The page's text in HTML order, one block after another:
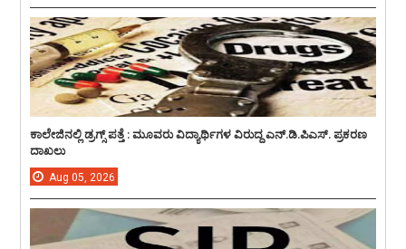
ಕಾಲೇಜಿನಲ್ಲಿ ಡ್ರಗ್ಸ್ ಪತ್ತೆ : ಮೂವರು ವಿದ್ಯಾರ್ಥಿಗಳ ವಿರುದ್ದ ಎನ್.ಡಿ.ಪಿಎಸ್. ಪ್ರಕರಣ
ದಾಖಲು
Aug 05, 2026